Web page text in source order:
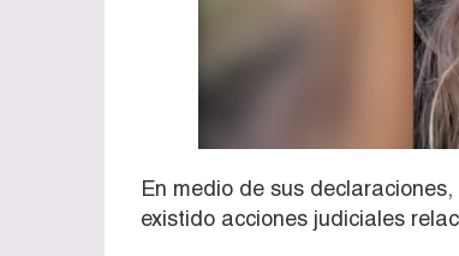
En medio de sus
existido acciones judiciales